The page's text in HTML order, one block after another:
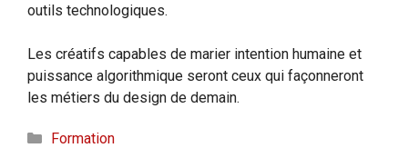
outils technologiques.
Les créatifs capables de marier intention humaine et
puissance algorithmique seront ceux qui façonneront
les métiers du design de demain.
Catégories
Formation